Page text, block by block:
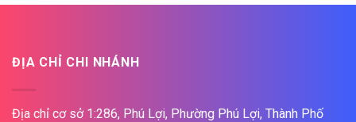
ĐỊA CHỈ CHI NHÁNH
Địa chỉ cơ sở 1:286, Phú Lợi, Phường Phú Lợi, Thành Phố